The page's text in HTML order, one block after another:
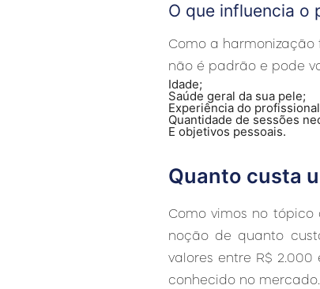
O que influencia o
Como a
não é padrão e pode
Idade;
Saúde geral da sua pele;
Experiência do
Quantidade de sessões
E objetivos pessoais.
Quanto custa
Como vimos no tópico
noção de quanto
valores entre R$
conhecido no mercado.